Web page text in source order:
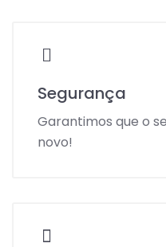
Segurança
Garantimos que o
novo!